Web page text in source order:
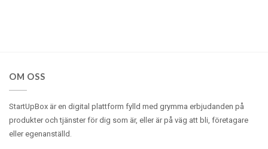
OM OSS
StartUpBox är en digital plattform fylld med grymma erbjudanden på
produkter och tjänster för dig som är, eller är på väg att bli, företagare
eller egenanställd.